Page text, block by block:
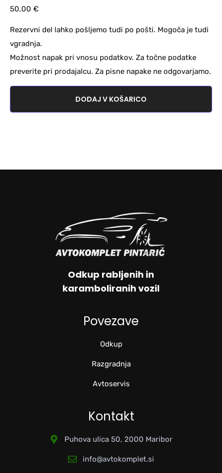
50,00 €
Rezervni del lahko pošljemo tudi po pošti. Mogoča je tudi
vgradnja.
Možnost napak pri vnosu podatkov. Za točne podatke
preverite pri prodajalcu. Za pisne napake ne odgovarjamo.
DODAJ V KOŠARICO
Odkup rabljenih in
karamboliranih vozil
Povezave
Odkup
Razgradnja
Avtoservis
Kontakt
Puhova ulica 50, 2000 Maribor
info@avtokomplet.si